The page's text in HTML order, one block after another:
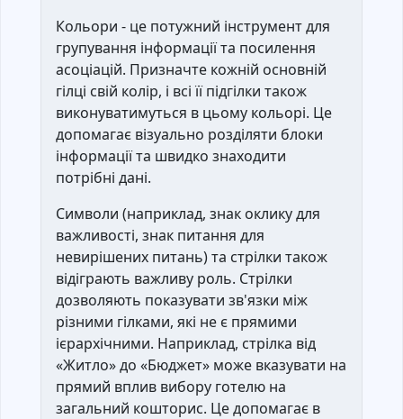
Кольори - це потужний інструмент для
групування інформації та посилення
асоціацій. Призначте кожній основній
гілці свій колір, і всі її підгілки також
виконуватимуться в цьому кольорі. Це
допомагає візуально розділяти блоки
інформації та швидко знаходити
потрібні дані.
Символи (наприклад, знак оклику для
важливості, знак питання для
невирішених питань) та стрілки також
відіграють важливу роль. Стрілки
дозволяють показувати зв'язки між
різними гілками, які не є прямими
ієрархічними. Наприклад, стрілка від
«Житло» до «Бюджет» може вказувати на
прямий вплив вибору готелю на
загальний кошторис. Це допомагає в